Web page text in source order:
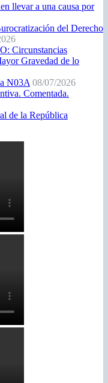
llevar a una causa por
del Derecho
Circunstancias
Gravedad de lo
N03A 08/07/2026
Comentada.
de la República